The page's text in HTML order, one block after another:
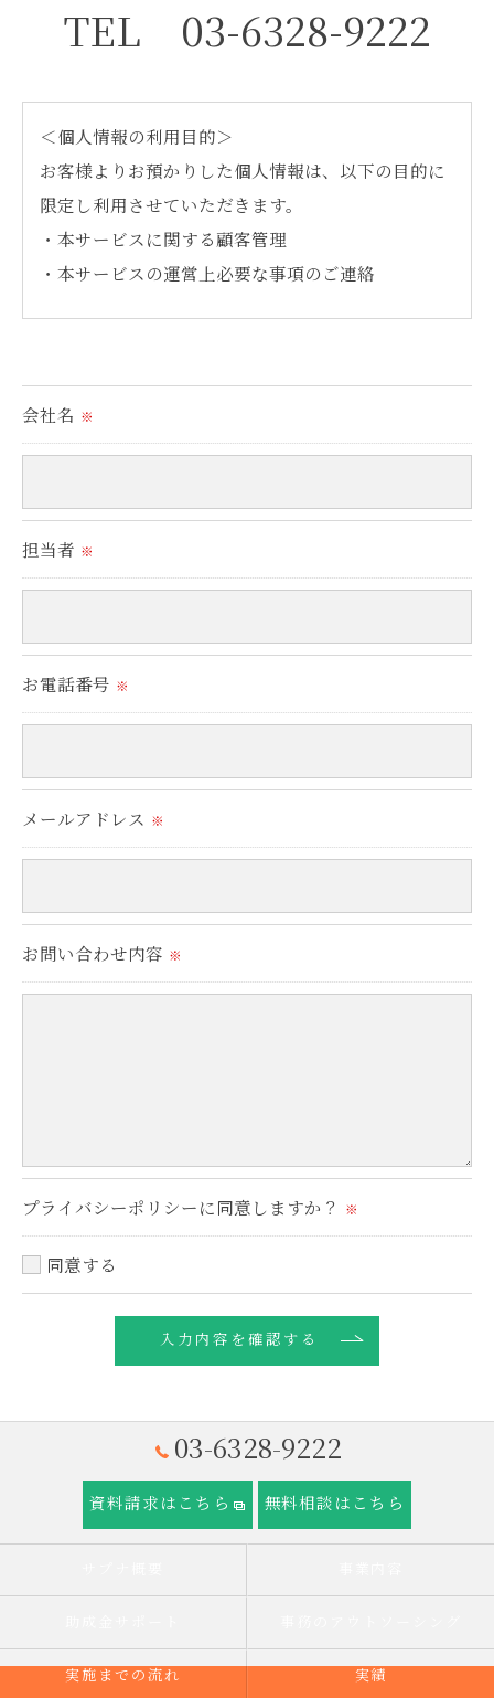
TEL 03-6328-9222
＜個人情報の利用目的＞
お客様よりお預かりした個人情報は、以下の目的に
限定し利用させていただきます。
・本サービスに関する顧客管理
・本サービスの運営上必要な事項のご連絡
られた場合を除き、
取得した個人情報を第三者に提供することはいたし
＜個人情報の委託について＞
当社では、利用目的の達成に必要な範囲において、
これらの委託先に対しては個人情報保護契約等の措
置をとり、適切な監督を行います。
当社では、個人情報の漏洩等がなされないよう、適
切に安全管理対策を実施します。
必要な情報を頂けない場合は、それに対応した当社
のサービスをご提供できない場合がございますので
予めご了承ください。
用停止の手続を定めさせて頂いております。
ご本人である事を確認のうえ、対応させて頂きま
す。
個人情報の開示･訂正･削除・利用停止の具体的手続
きにつきましては、お電話でお問合せ下さい。
会社名 ※
担当者 ※
お電話番号 ※
メールアドレス ※
お問い合わせ内容 ※
プライバシーポリシーに同意しますか？ ※
同意する
03-6328-9222
資料請求はこちら 無料相談はこちら
実施までの流れ 実績